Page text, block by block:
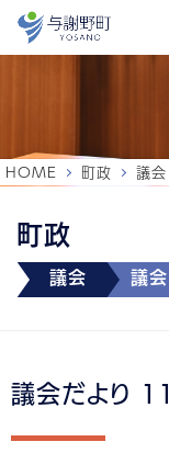
町政
議会 議会
HOME 町政 議会
議会だより